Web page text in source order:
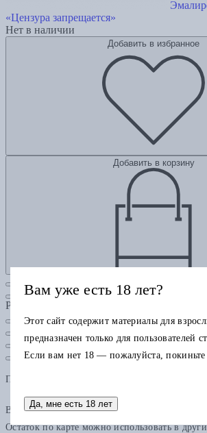
«Цензура запрещается»
Нет в наличии
Добавить в избранное
Добавить в корзину
Рубрики
Подарочная карта
В одном заказе можно применить только одну
Остаток по карте можно использовать в
Вам уже есть 18 лет?
Этот сайт содержит материалы для
предназначен только для пользователей
Если вам нет 18 — пожалуйста, покиньте
Да, мне есть 18 лет